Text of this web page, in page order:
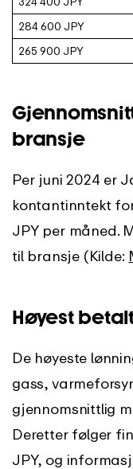
284 600 JPY
265 900 JPY
bransje
Per juni 2024 er
kontantinntekt
JPY per måned.
til bransje (Kilde:
Høyest
De høyeste
gass,
gjennomsnittlig
Deretter følger
JPY, og